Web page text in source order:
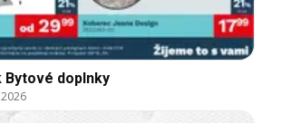
Bytové doplnky